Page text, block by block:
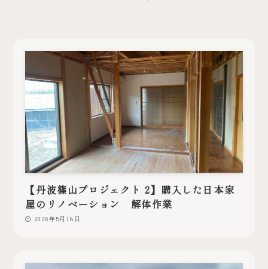
【丹波篠山プロジェクト 2】購入した日本家
屋のリノベーション 解体作業
2026年5月18日